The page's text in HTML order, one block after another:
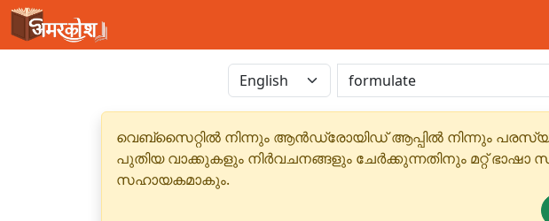
വെബ്‌സൈറ്റിൽ നിന്നും ആൻഡ്രോയിഡ് ആപ്പിൽ നിന്നും
പുതിയ വാക്കുകളും നിർവചനങ്ങളും ചേർക്കുന്നതിനും മറ്റ്
സഹായകമാകും.